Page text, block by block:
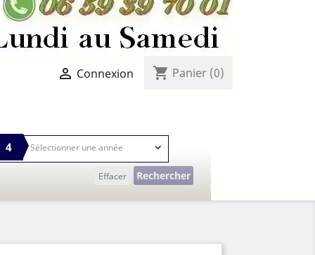
 Connexion shopping_cart Panier (0)
4
Effacer Rechercher